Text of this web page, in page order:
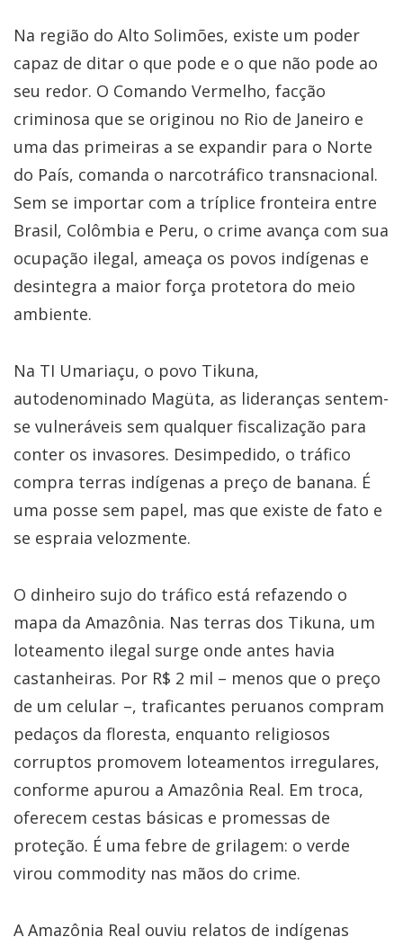
Na região do Alto Solimões, existe um poder
capaz de ditar o que pode e o que não pode ao
seu redor. O Comando Vermelho, facção
criminosa que se originou no Rio de Janeiro e
uma das primeiras a se expandir para o Norte
do País, comanda o narcotráfico transnacional.
Sem se importar com a tríplice fronteira entre
Brasil, Colômbia e Peru, o crime avança com sua
ocupação ilegal, ameaça os povos indígenas e
desintegra a maior força protetora do meio
ambiente.
Na TI Umariaçu, o povo Tikuna,
autodenominado Magüta, as lideranças sentem-
se vulneráveis sem qualquer fiscalização para
conter os invasores. Desimpedido, o tráfico
compra terras indígenas a preço de banana. É
uma posse sem papel, mas que existe de fato e
se espraia velozmente.
O dinheiro sujo do tráfico está refazendo o
mapa da Amazônia. Nas terras dos Tikuna, um
loteamento ilegal surge onde antes havia
castanheiras. Por R$ 2 mil – menos que o preço
de um celular –, traficantes peruanos compram
pedaços da floresta, enquanto religiosos
corruptos promovem loteamentos irregulares,
conforme apurou a Amazônia Real. Em troca,
oferecem cestas básicas e promessas de
proteção. É uma febre de grilagem: o verde
virou commodity nas mãos do crime.
A Amazônia Real ouviu relatos de indígenas